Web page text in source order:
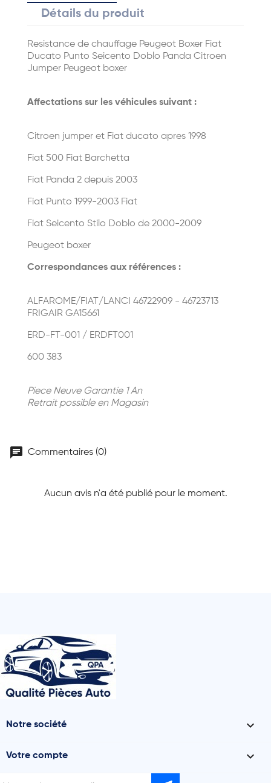
Détails du produit
Resistance de chauffage Peugeot Boxer Fiat
Ducato Punto Seicento Doblo Panda Citroen
Jumper Peugeot boxer
Affectations sur les véhicules suivant :
Citroen jumper et Fiat ducato apres 1998
Fiat 500 Fiat Barchetta
Fiat Panda 2 depuis 2003
Fiat Punto 1999-2003 Fiat
Fiat Seicento Stilo Doblo de 2000-2009
Peugeot boxer
Correspondances aux références :
ALFAROME/FIAT/LANCI 46722909 - 46723713
FRIGAIR GA15661
ERD-FT-001 / ERDFT001
600 383
Piece Neuve Garantie 1 An
Retrait possible en Magasin
chat Commentaires (0)
Aucun avis n'a été publié pour le moment.
Notre société 
Votre compte 